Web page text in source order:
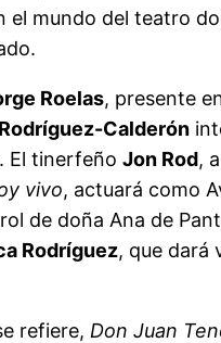
el mundo del teatro
Roelas, presente
Calderón
El tinerfeño Jon Rod,
vivo, actuará como
de doña Ana de
Rodríguez, que dará
refiere, Don Juan